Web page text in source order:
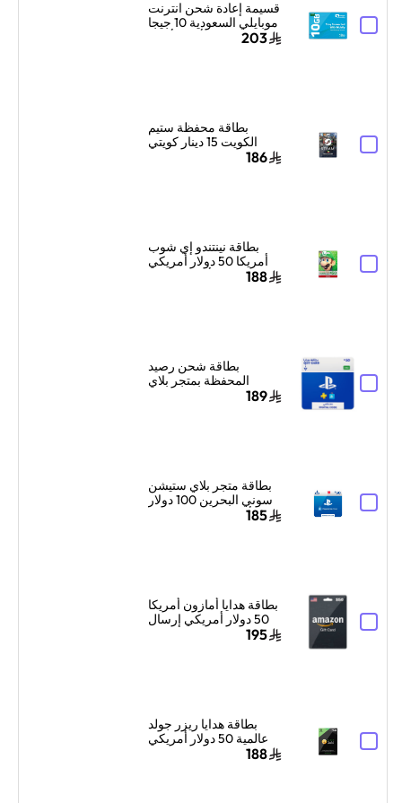
قسيمة إعادة شحن انترنت
موبايلي السعودية 10 جيجا
بايت لمدة 3 أشهر أزرق
203
بطاقة محفظة ستيم
الكويت 15 دينار كويتي
إرسال الكود الرقمي186
بطاقة نينتندو إي شوب
أمريكا 50 دولار أمريكي
188
بطاقة شحن رصيد
المحفظة بمتجر بلاي
ستيشن سوني السعودية
189
بطاقة متجر بلاي ستيشن
سوني البحرين 100 دولار
أمريكي إرسال الكود185
بطاقة هدايا أمازون أمريكا
50 دولار أمريكي إرسال
الكود الرقمي بالبريد195
بطاقة هدايا ريزر جولد
عالمية 50 دولار أمريكي
إرسال الكود الرقمي188